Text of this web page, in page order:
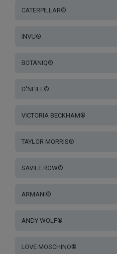
CATERPILLAR®
INVU®
BOTANIQ®
O'NEILL®
VICTORIA BECKHAM®
TAYLOR MORRIS®
SAVILE ROW®
ARMANI®
ANDY WOLF®
LOVE MOSCHINO®